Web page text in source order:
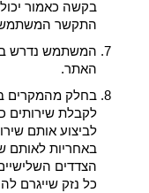
בקשה כאמור יכול
התקשר
המשתמש נדרש
האתר.
בחלק מהמקרים
לקבלת
לביצוע אותם
באחריות לאותם
הצדדים
כל נזק שייגרם